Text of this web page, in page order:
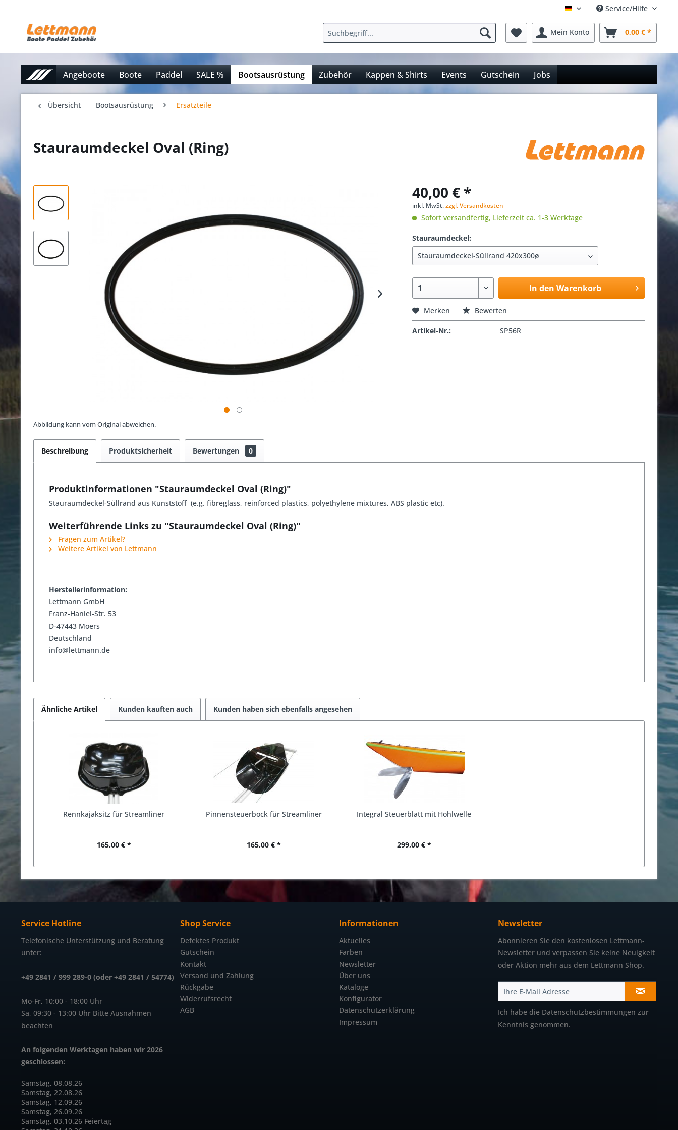
Deutsch Service/Hilfe
Mein Konto 0,00 € *
Angeboote Boote Paddel SALE % Bootsausrüstung Zubehör Kappen & Shirts Events Gutschein Jobs
Übersicht Bootsausrüstung Ersatzteile
Stauraumdeckel Oval (Ring)
Abbildung kann vom Original abweichen.
40,00 € *
inkl. MwSt.zzgl. Versandkosten
Sofort versandfertig, Lieferzeit ca. 1-3 Werktage
Stauraumdeckel:
In den Warenkorb
Merken Bewerten
Artikel-Nr.: SP56R
Beschreibung Produktsicherheit Bewertungen 0
Produktinformationen "Stauraumdeckel Oval (Ring)"
Stauraumdeckel-Süllrand aus Kunststoff (e.g. fibreglass, reinforced plastics, polyethylene mixtures, ABS plastic etc).
Weiterführende Links zu "Stauraumdeckel Oval (Ring)"
Fragen zum Artikel?
Weitere Artikel von Lettmann
Herstellerinformation:
Lettmann GmbH
Franz-Haniel-Str. 53
D-47443 Moers
Deutschland
info@lettmann.de
Ähnliche Artikel Kunden kauften auch Kunden haben sich ebenfalls angesehen
Rennkajaksitz für Streamliner
165,00 € *
Pinnensteuerbock für Streamliner
165,00 € *
Integral Steuerblatt mit Hohlwelle
299,00 € *
Service Hotline
Telefonische Unterstützung und Beratung
unter:
+49 2841 / 999 289-0 (oder +49 2841 / 54774)
Mo-Fr, 10:00 - 18:00 Uhr
Sa, 09:30 - 13:00 Uhr Bitte Ausnahmen
beachten
An folgenden Werktagen haben wir 2026
geschlossen:
Samstag, 08.08.26
Samstag, 22.08.26
Samstag, 12.09.26
Samstag, 26.09.26
Samstag, 03.10.26 Feiertag
Shop Service
Defektes Produkt
Gutschein
Kontakt
Versand und Zahlung
Rückgabe
Widerrufsrecht
AGB
Informationen
Aktuelles
Farben
Newsletter
Über uns
Kataloge
Konfigurator
Datenschutzerklärung
Impressum
Newsletter
Abonnieren Sie den kostenlosen Lettmann-
Newsletter und verpassen Sie keine Neuigkeit
oder Aktion mehr aus dem Lettmann Shop.
Ich habe die Datenschutzbestimmungen zur
Kenntnis genommen.